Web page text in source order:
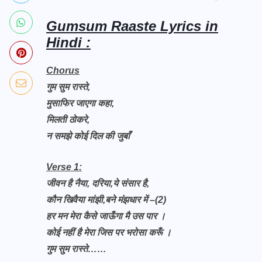
Gumsum Raaste Lyrics in
Hindi :
Chorus
गुम सुम रास्ते,
मुसाफिर जाएगा कहा,
मिलती ठोकरे,
न समझे कोई दिल की जुबाँ
Verse 1:
जीवन है नैया, दरिया,ये संसार है,
कौन खिवैया मांझी,बने मंझधार में –(2)
हर मन मेरा कैसे जाऊँगा मै उस पार ।
कोई नहीं है मेरा जिस पर भरोसा करूँ ।
गुम सुम रास्ते……